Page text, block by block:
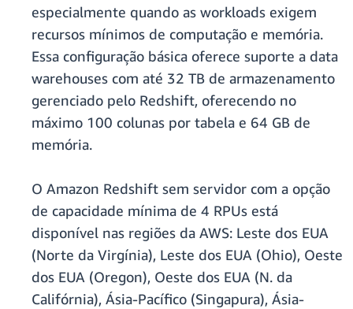
especialmente quando as workloads exigem
recursos mínimos de computação e memória.
Essa configuração básica oferece suporte a data
warehouses com até 32 TB de armazenamento
gerenciado pelo Redshift, oferecendo no
máximo 100 colunas por tabela e 64 GB de
memória.
O Amazon Redshift sem servidor com a opção
de capacidade mínima de 4 RPUs está
disponível nas regiões da AWS: Leste dos EUA
(Norte da Virgínia), Leste dos EUA (Ohio), Oeste
dos EUA (Oregon), Oeste dos EUA (N. da
Califórnia), Ásia-Pacífico (Singapura), Ásia-